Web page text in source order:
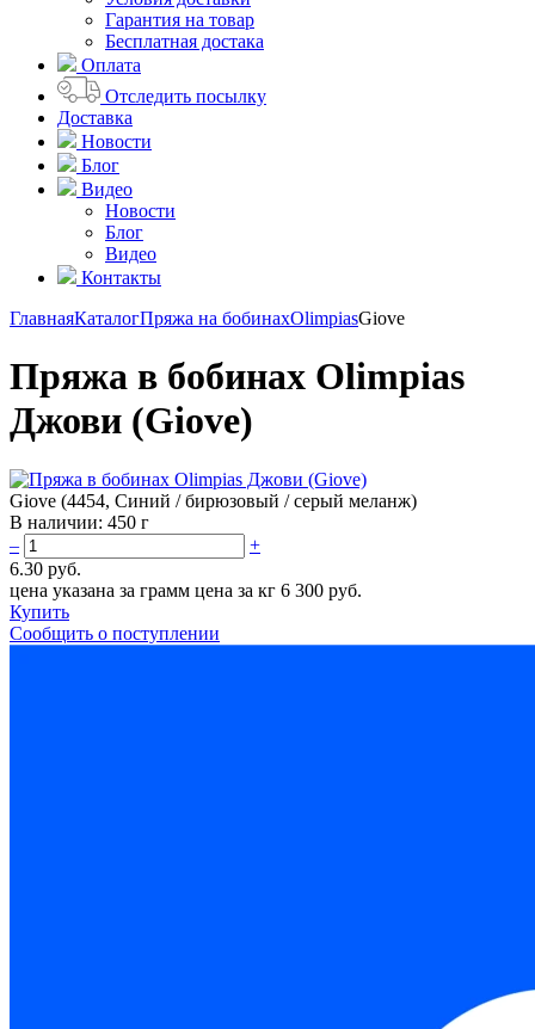
Гарантия на товар
Бесплатная достака
Оплата
Отследить посылку
Доставка
Новости
Блог
Видео
Новости
Блог
Видео
Контакты
ГлавнаяКаталогПряжа на бобинахOlimpiasGiove
Пряжа в бобинах Olimpias
Джови (Giove)
Giove (4454, Синий / бирюзовый / серый меланж)
В наличии: 450 г
–
+
6.30 руб.
цена указана за грамм цена за кг 6 300 руб.
Купить
Сообщить о поступлении